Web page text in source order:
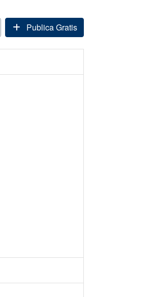
Publica Gratis